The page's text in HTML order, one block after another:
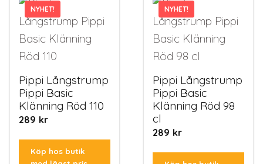
NYHET!
NYHET!
Pippi Långstrump
Pippi Basic
Klänning Röd 110
289 kr
Köp hos butik
NYHET!
NYHET!
Pippi Långstrump
Pippi Basic
Klänning Röd 98
cl
289 kr